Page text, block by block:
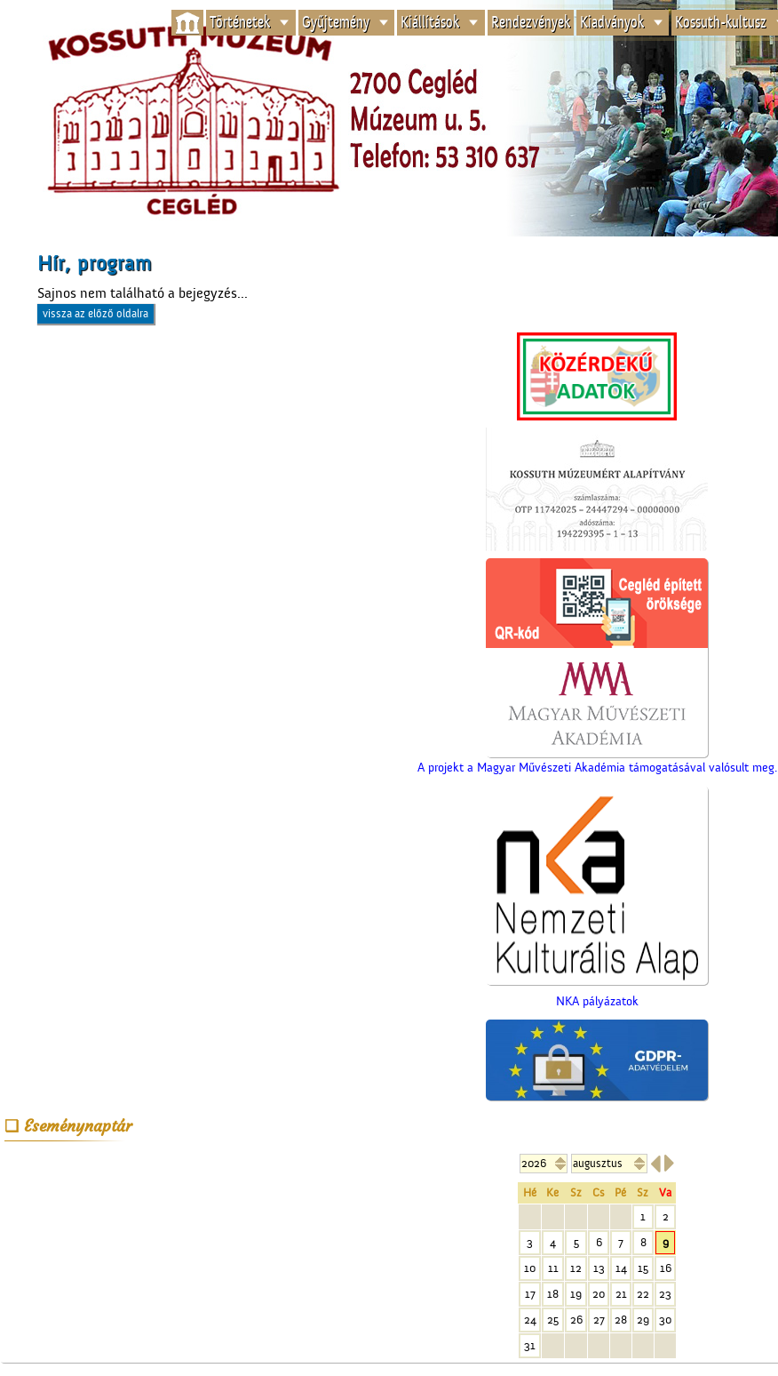
Történetek Gyűjtemény Kiállítások Rendezvények Kiadványok Kossuth-kultusz
Hír, program
Sajnos nem található a bejegyzés...
vissza az előző oldalra
A projekt a Magyar Művészeti Akadémia támogatásával valósult meg.
NKA pályázatok
Eseménynaptár

Hé Ke Sz Cs Pé Sz
Va
1
2
3
4 5 6 7 8
9
10
11 12 13 14 15
16
17
18 19 20 21 22
23
24
25 26 27 28 29
30
31
A Vigadó
Az 5-ik Temetkezési